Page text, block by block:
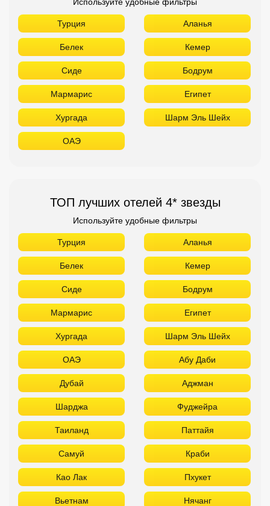
Турция Аланья
Белек Кемер
Сиде Бодрум
Мармарис Египет
Хургада Шарм Эль Шейх
ОАЭ
ТОП лучших отелей 4* звезды
Используйте удобные фильтры
Турция Аланья
Белек Кемер
Сиде Бодрум
Мармарис Египет
Хургада Шарм Эль Шейх
ОАЭ Абу Даби
Дубай Аджман
Шарджа Фуджейра
Таиланд Паттайя
Самуй Краби
Као Лак Пхукет
Вьетнам Нячанг